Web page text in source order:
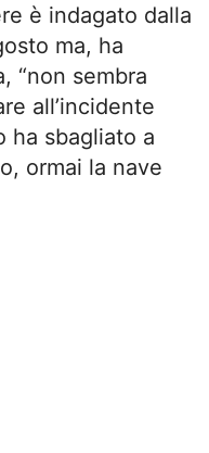
è indagato dalla
ma, ha
“non sembra
all’incidente
ha sbagliato a
ormai la nave